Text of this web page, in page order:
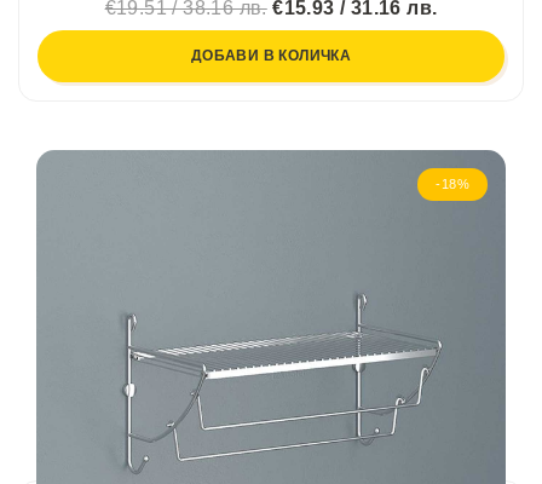
€19.51 / 38.16 лв.€15.93 / 31.16 лв.
ДОБАВИ В КОЛИЧКА
-18%